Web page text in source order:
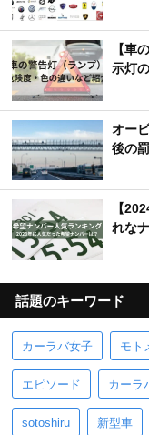
【車
示灯
オー
後の
【
れな
話題のキーワード
カーラバ女子 モト
エピソード カーラ
sotoshiru 新型車